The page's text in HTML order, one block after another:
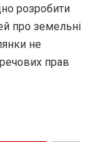
розробити
про земельні
не
прав